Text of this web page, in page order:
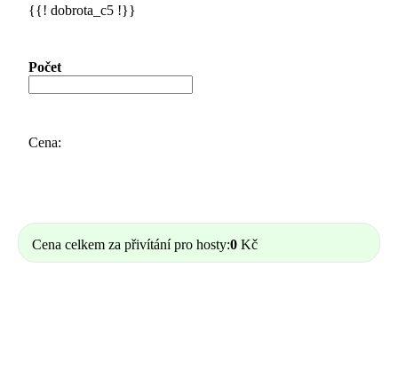
{{! dobrota_c5 !}}
Počet
Cena:
Cena celkem za přivítání pro hosty:0 Kč